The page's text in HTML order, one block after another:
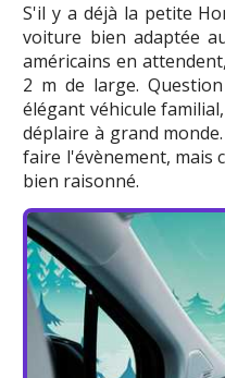
S'il y a déjà la petite
voiture bien adaptée
américains en
2 m de large.
élégant véhicule
déplaire à grand
faire l'évènement, mais
bien raisonné.